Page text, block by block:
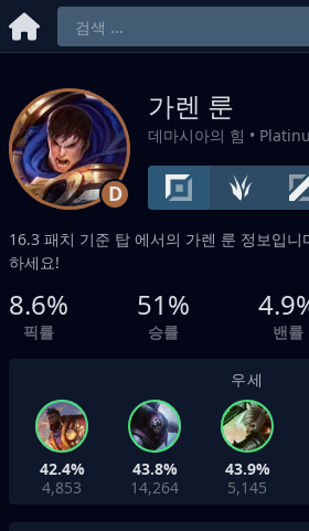
D
가렌 룬
데마시아의 힘 •
16.3 패치 기준 탑 에서의 가렌 룬 정보입니
하세요!
8.6%
픽률
51%
승률 밴률
우세
42.4%
4,853
43.8%
14,264
43.9%
5,145